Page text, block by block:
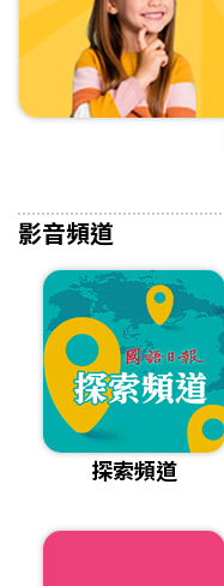
影音頻道
探索頻道